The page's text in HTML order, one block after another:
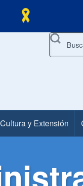
Buscar
Cultura y Extensión